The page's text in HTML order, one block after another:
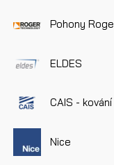
Pohony
ELDES
CAIS - kování
Nice